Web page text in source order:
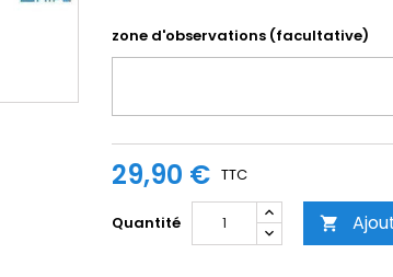
zone d'observations (facultative)
29,90 € TTC
Quantité 